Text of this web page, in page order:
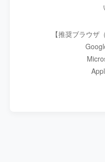
【推奨ブラウザ